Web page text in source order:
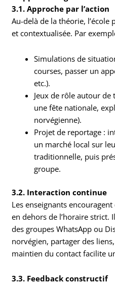
3.1. Approche par l’action
Au-delà de la théorie,
et contextualisée. Par
Simulations de
courses, passer un
etc.).
Jeux de rôle autour
une fête nationale,
norvégienne).
Projet de reportage :
un marché local sur
traditionnelle, puis
groupe.
3.2. Interaction continue
Les enseignants
en dehors de l’horaire strict.
des groupes WhatsApp ou
norvégien, partager des
maintien du contact facilite
3.3. Feedback constructif